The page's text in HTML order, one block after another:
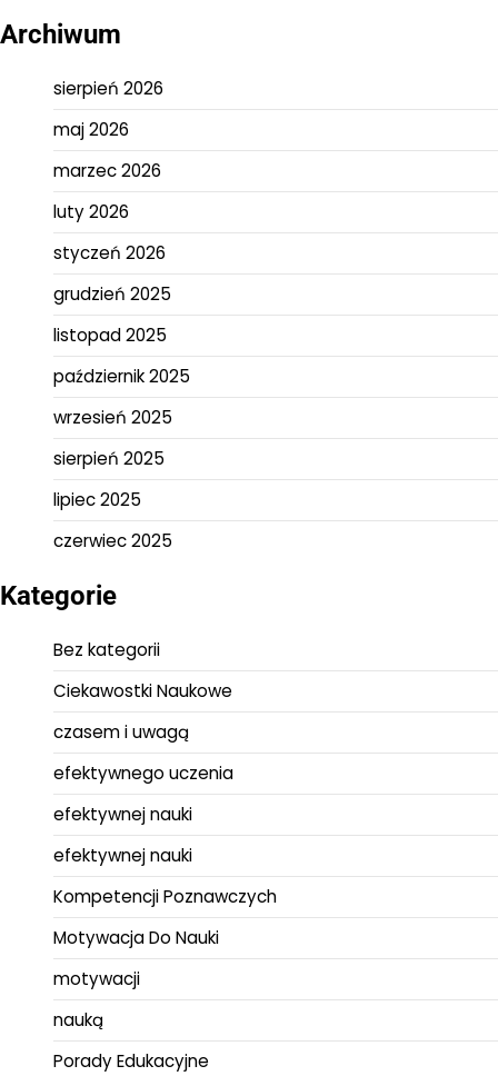
Archiwum
sierpień 2026
maj 2026
marzec 2026
luty 2026
styczeń 2026
grudzień 2025
listopad 2025
październik 2025
wrzesień 2025
sierpień 2025
lipiec 2025
czerwiec 2025
Kategorie
Bez kategorii
Ciekawostki Naukowe
czasem i uwagą
efektywnego uczenia
efektywnej nauki
efektywnej nauki
Kompetencji Poznawczych
Motywacja Do Nauki
motywacji
nauką
Porady Edukacyjne